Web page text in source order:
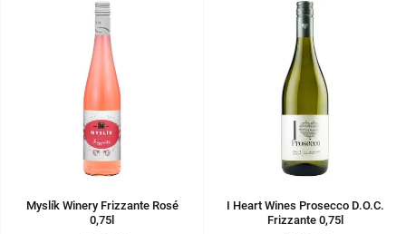
Myslík Winery Frizzante Rosé
0,75l
I Heart Wines Prosecco D.O.C.
Frizzante 0,75l